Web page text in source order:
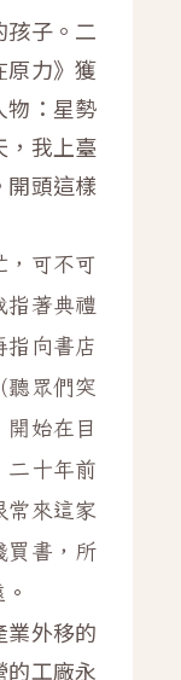
孩子。二
力》獲
物：星勢
，我上臺
開頭這樣
，可不可
指著典禮
指向書店
聽眾們突
開始在目
二十年前
常來這家
買書，所
業外移的
的工廠永